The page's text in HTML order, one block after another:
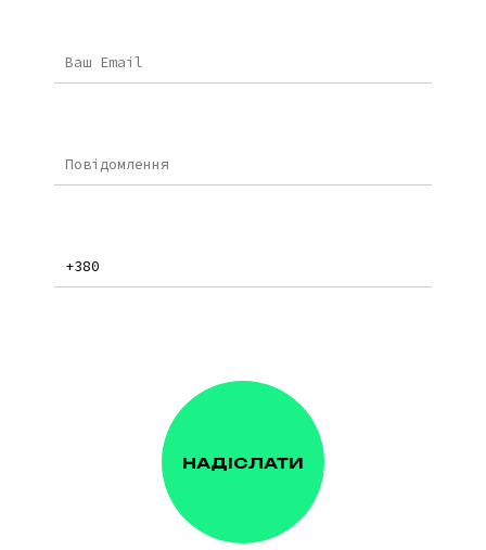
НАДІСЛАТИ